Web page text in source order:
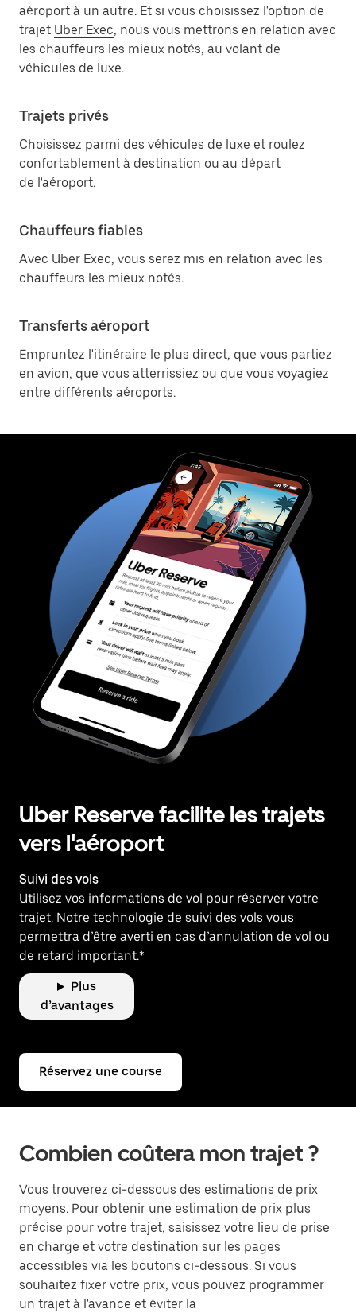
aéroport à un autre. Et si vous choisissez l'option de
trajet Uber Exec, nous vous mettrons en relation avec
les chauffeurs les mieux notés, au volant de
véhicules de luxe.
Trajets privés
Choisissez parmi des véhicules de luxe et roulez
confortablement à destination ou au départ
de l'aéroport.
Chauffeurs fiables
Avec Uber Exec, vous serez mis en relation avec les
chauffeurs les mieux notés.
Transferts aéroport
Empruntez l'itinéraire le plus direct, que vous partiez
en avion, que vous atterrissiez ou que vous voyagiez
entre différents aéroports.
Uber Reserve facilite les trajets
vers l'aéroport
Suivi des vols
Utilisez vos informations de vol pour réserver votre
trajet. Notre technologie de suivi des vols vous
permettra d’être averti en cas d’annulation de vol ou
de retard important.*
Plus
d’avantages
Réservez une course
Combien coûtera mon trajet ?
Vous trouverez ci-dessous des estimations de prix
moyens. Pour obtenir une estimation de prix plus
précise pour votre trajet, saisissez votre lieu de prise
en charge et votre destination sur les pages
accessibles via les boutons ci-dessous. Si vous
souhaitez fixer votre prix, vous pouvez programmer
un trajet à l'avance et éviter la